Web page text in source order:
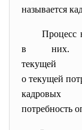
называется
Процесс
в них.
текущей
о текущей
потребность